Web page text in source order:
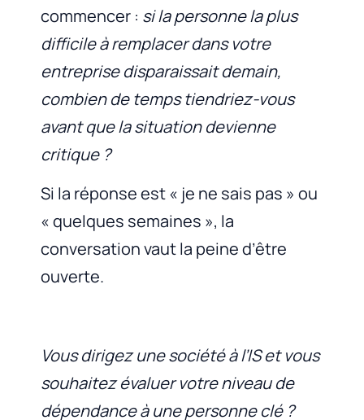
commencer : si la personne la plus
difficile à remplacer dans votre
entreprise disparaissait demain,
combien de temps tiendriez-vous
avant que la situation devienne
critique ?
Si la réponse est « je ne sais pas » ou
« quelques semaines », la
conversation vaut la peine d’être
ouverte.
Vous dirigez une société à l’IS et vous
souhaitez évaluer votre niveau de
dépendance à une personne clé ?